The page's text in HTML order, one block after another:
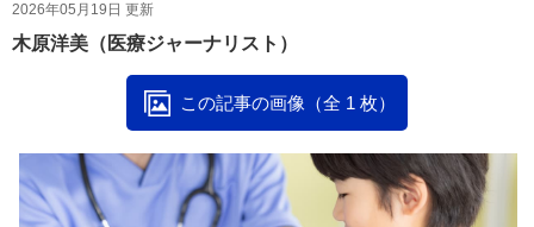
2026年05月19日 更新
木原洋美（医療ジャーナリスト）
この記事の画像（全 1 枚）